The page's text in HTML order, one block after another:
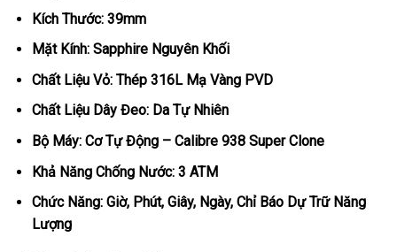
Kích Thước: 39mm
Mặt Kính: Sapphire Nguyên Khối
Chất Liệu Vỏ: Thép 316L Mạ Vàng PVD
Chất Liệu Dây Đeo: Da Tự Nhiên
Bộ Máy: Cơ Tự Động – Calibre 938 Super Clone
Khả Năng Chống Nước: 3 ATM
Chức Năng: Giờ, Phút, Giây, Ngày, Chỉ Báo Dự Trữ Năng
Lượng